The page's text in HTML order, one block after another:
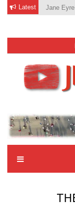
Skip Latest Jane Eyre
jlcvisual
video fotografía diseño